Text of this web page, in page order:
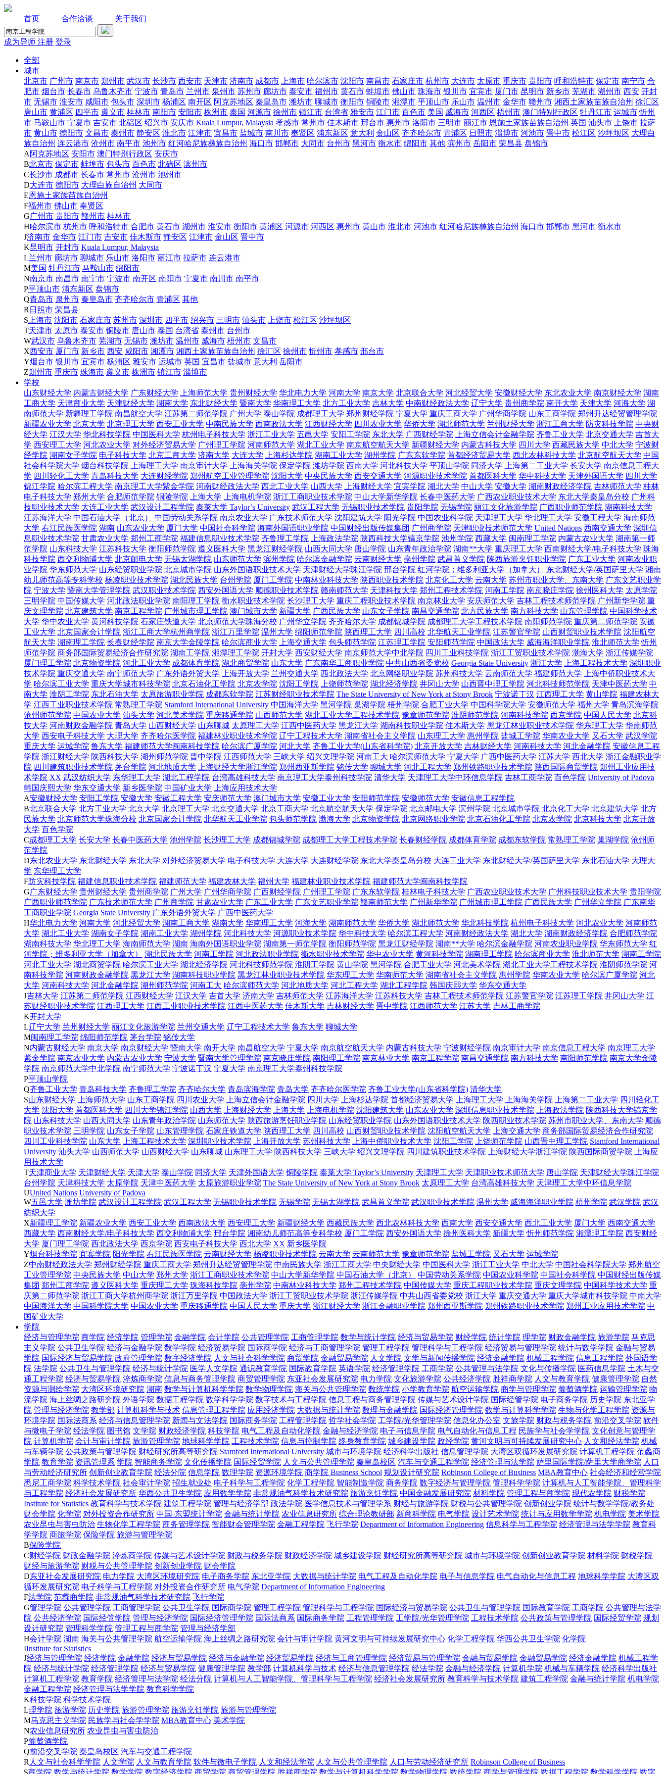
首页 合作洽谈 关于我们
成为导师 注册 登录
全部
城市
北京市 广州市 南京市 郑州市 武汉市 长沙市 西安市 天津市 济南市 成都市 上海市 哈尔滨市 沈阳市 南昌市 石家庄市 杭州市 大连市 太原市 重庆市 贵阳市 呼和浩特市 保定市 南宁市 合
肥市 烟台市 长春市 乌鲁木齐市 宁波市 青岛市 兰州市 泉州市 苏州市 廊坊市 泰安市 福州市 黄石市 蚌埠市 佛山市 珠海市 银川市 宜宾市 厦门市 昆明市 新乡市 芜湖市 湖州市 西安 开封
市 无锡市 淮安市 咸阳市 包头市 深圳市 杨浦区 南开区 阿克苏地区 秦皇岛市 潍坊市 聊城市 衡阳市 铜陵市 湘潭市 平顶山市 乐山市 温州市 金华市 赣州市 湘西土家族苗族自治州 徐汇区
唐山市 黄浦区 四平市 遵义市 桂林市 南阳市 安阳市 株洲市 泰国 河源市 徐州市 镇江市 台湾省 雅安市 江门市 百色市 美国 威海市 河西区 梧州市 澳门特别行政区 牡丹江市 运城市 忻州
市 马鞍山市 宁夏市 吉安市 北碚区 绍兴市 安庆市 Kuala Lumpur, Malaysia 孝感市 常州市 佳木斯市 邢台市 惠州市 洛阳市 三明市 丽江市 恩施土家族苗族自治州 英国 汕头市 上饶市 拉萨
市 黄山市 德阳市 文昌市 泰州市 静安区 淮北市 江津市 宜昌市 盐城市 南川市 奉贤区 浦东新区 意大利 金山区 齐齐哈尔市 青浦区 日照市 淄博市 河池市 晋中市 松江区 沙坪坝区 大理白
族自治州 连云港市 沧州市 南平市 池州市 红河哈尼族彝族自治州 海口市 邯郸市 大同市 台州市 黑河市 衡水市 绵阳市 其他 滨州市 岳阳市 荣昌县 盘锦市
A 阿克苏地区 安阳市 澳门特别行政区 安庆市
B北京市 保定市 蚌埠市 包头市 百色市 北碚区 滨州市
C长沙市 成都市 长春市 常州市 沧州市 池州市
D大连市 德阳市 大理白族自治州 大同市
E恩施土家族苗族自治州
F福州市 佛山市 奉贤区
G广州市 贵阳市 赣州市 桂林市
H哈尔滨市 杭州市 呼和浩特市 合肥市 黄石市 湖州市 淮安市 衡阳市 黄浦区 河源市 河西区 惠州市 黄山市 淮北市 河池市 红河哈尼族彝族自治州 海口市 邯郸市 黑河市 衡水市
J济南市 金华市 江门市 吉安市 佳木斯市 静安区 江津市 金山区 晋中市
K昆明市 开封市 Kuala Lumpur, Malaysia
L兰州市 廊坊市 聊城市 乐山市 洛阳市 丽江市 拉萨市 连云港市
M美国 牡丹江市 马鞍山市 绵阳市
N南京市 南昌市 南宁市 宁波市 南开区 南阳市 宁夏市 南川市 南平市
P平顶山市 浦东新区 盘锦市
Q青岛市 泉州市 秦皇岛市 齐齐哈尔市 青浦区 其他
R 日照市 荣昌县
S 上海市 沈阳市 石家庄市 苏州市 深圳市 四平市 绍兴市 三明市 汕头市 上饶市 松江区 沙坪坝区
T天津市 太原市 泰安市 铜陵市 唐山市 泰国 台湾省 泰州市 台州市
W武汉市 乌鲁木齐市 芜湖市 无锡市 潍坊市 温州市 威海市 梧州市 文昌市
X西安市 厦门市 新乡市 西安 咸阳市 湘潭市 湘西土家族苗族自治州 徐汇区 徐州市 忻州市 孝感市 邢台市
Y烟台市 银川市 宜宾市 杨浦区 雅安市 运城市 英国 宜昌市 盐城市 意大利 岳阳市
Z郑州市 重庆市 珠海市 遵义市 株洲市 镇江市 淄博市
学校
山东财经大学 内蒙古财经大学 广东财经大学 上海师范大学 贵州财经大学 华北电力大学 河南大学 南京大学 北京联合大学 河北经贸大学 安徽财经大学 东北农业大学 南京财经大学 湖南
工商大学 天津商业大学 天津财经大学 湖南大学 东北财经大学 暨南大学 华南理工大学 北方工业大学 吉林大学 中南财经政法大学 辽宁大学 贵州商学院 南开大学 天津大学 河海大学 湖
南师范大学 新疆理工学院 南昌航空大学 江苏第二师范学院 广州大学 泰山学院 成都理工大学 郑州财经学院 宁夏大学 重庆工商大学 广州华商学院 山东工商学院 郑州升达经贸管理学院
新疆农业大学 北京大学 北京理工大学 西安工业大学 中南民族大学 西南政法大学 江西财经大学 四川农业大学 华侨大学 湖北师范大学 兰州财经大学 浙江工商大学 防灾科技学院 中央财
经大学 江汉大学 华北科技学院 中国医科大学 杭州电子科技大学 浙江工业大学 五邑大学 安阳工学院 东北大学 广西财经学院 上海立信会计金融学院 齐鲁工业大学 北京交通大学 吉首大
学 西安理工大学 河北农业大学 对外经济贸易大学 广州理工学院 河南师范大学 湖北工业大学 南京航空航天大学 新疆财经大学 内蒙古科技大学 四川大学 西藏民族大学 中北大学 宁波财
经学院 湖南女子学院 电子科技大学 北京工商大学 济南大学 大连大学 上海杉达学院 湖南工业大学 湖州学院 广东东软学院 首都经济贸易大学 西北农林科技大学 北京航空航天大学 中国
社会科学院大学 烟台科技学院 上海理工大学 南京审计大学 上海海关学院 保定学院 潍坊学院 西南大学 河北科技大学 平顶山学院 同济大学 上海第二工业大学 长安大学 南京信息工程大
学 四川轻化工大学 青岛科技大学 大连财经学院 郑州航空工业管理学院 沈阳大学 中央民族大学 西安交通大学 河源职业技术学院 首都医科大学 华中科技大学 天津外国语大学 四川大学
锦江学院 哈尔滨工程大学 南京理工大学紫金学院 河南财经政法大学 西北工业大学 山西大学 上海财经大学 宜宾学院 湖北大学 中山大学 安徽大学 湖南财政经济学院 吉林师范大学 桂林
电子科技大学 郑州大学 合肥师范学院 铜陵学院 上海大学 上海电机学院 浙江工商职业技术学院 中山大学新华学院 长春中医药大学 广西农业职业技术大学 东北大学秦皇岛分校 广州科
技职业技术大学 大连工业大学 武汉设计工程学院 泰莱大学 Taylor’s University 武汉工程大学 无锡职业技术学院 贵阳学院 无锡学院 丽江文化旅游学院 广西职业师范学院 湖南科技大学
江苏海洋大学 中国石油大学（北京） 中国劳动关系学院 南京农业大学 广东技术师范大学 沈阳建筑大学 阳光学院 中国农业科学院 天津理工大学 华北理工大学 安徽工程大学 海南师范
大学 右江民族医学院 湖南 山东农业大学 厦门大学 中国社会科学院 海南外国语职业学院 中国财经出版传媒集团 广州商学院 天津职业技术师范大学 United Nations 西南交通大学 深圳信
息职业技术学院 甘肃农业大学 郑州工商学院 福建信息职业技术学院 齐鲁理工学院 上海政法学院 陕西科技大学镐京学院 池州学院 西藏大学 闽南理工学院 内蒙古农业大学 湖南第一师
范学院 山东科技大学 江苏科技大学 衡阳师范学院 遵义医科大学 黑龙江财经学院 山西大同大学 唐山学院 山东青年政治学院 湖南**大学 重庆理工大学 西南财经大学/电子科技大学 珠海
科技学院 西交利物浦大学 北京邮电大学 无锡太湖学院 山东师范大学 滨州学院 哈尔滨金融学院 云南财经大学 亳州学院 武昌首义学院 陕西旅游烹饪职业学院 广东工业大学 河南农业职
业学院 华东师范大学 山东经贸职业学院 北京城市学院 山东外国语职业技术大学 天津财经大学珠江学院 邢台学院 红河学院；维多利亚大学（加拿大） 东北财经大学/英国萨里大学 湘南
幼儿师范高等专科学校 杨凌职业技术学院 湖北民族大学 台州学院 厦门工学院 中南林业科技大学 陕西职业技术学院 北京化工大学 云南大学 苏州市职业大学、东南大学 广东文艺职业学
院 宁波大学 暨南大学管理学院 武汉职业技术学院 西安外国语大学 顺德职业技术学院 赣南师范大学 天津科技大学 郑州工程技术学院 河南工学院 南京晓庄学院 徐州医科大学 太原学院
三明学院 中国传媒大学 河北政法职业学院 南阳理工学院 衡水职业技术学院 长沙理工大学 重庆工程职业技术学院 南京林业大学 安庆师范大学 吉林工程技术师范学院 广州新华学院 重
庆文理学院 北京建筑大学 南京工程学院 广州城市理工学院 澳门城市大学 新疆大学 广西民族大学 山东女子学院 南昌交通学院 北方民族大学 南方科技大学 山东管理学院 中国科学技术
大学 华中农业大学 黄河科技学院 石家庄铁道大学 北京师范大学珠海分校 广州华立学院 齐齐哈尔大学 成都锦城学院 成都理工大学工程技术学院 南阳师范学院 重庆第二师范学院 安徽
工业大学 北京国家会计学院 浙江工商大学杭州商学院 浙江万里学院 温州大学 绵阳师范学院 陕西理工大学 四川高校 北华航天工业学院 江苏警官学院 山西财贸职业技术学院 沈阳航空
航天大学 湖南理工学院 长春财经学院 南京大学金陵学院 哈尔滨商业大学 上海交通大学 包头师范学院 江苏理工学院 安阳师范学院 中国政法大学 威海海洋职业学院 淮北师范大学 忻州
师范学院 商务部国际贸易经济合作研究院 湖南工学院 湘潭理工学院 开封大学 西安财经大学 南京师范大学中北学院 四川工业科技学院 浙江工贸职业技术学院 渤海大学 浙江传媒学院
厦门理工学院 北京物资学院 河北工业大学 成都体育学院 湖北商贸学院 山东大学 广东南华工商职业学院 中共山西省委党校 Georgia State University 浙江大学 上海工程技术大学 深圳职业
技术学院 重庆交通大学 南宁师范大学 广东外语外贸大学 上海开放大学 兰州交通大学 西北政法大学 北京网络职业学院 苏州科技大学 云南师范大学 福建师范大学
上海中侨职业技术大
学 哈尔滨工业大学 重庆大学城市科技学院 北京石油化工学院 北京农学院 沈阳工学院 上饶师范学院 湖北经济学院 井冈山大学 山西晋中理工学院 河北科技师范学院 天津中医药大学 中
南大学 淮阴工学院 东北石油大学 太原旅游职业学院 成都东软学院 江苏财经职业技术学院 The State University of New York at Stony Brook 宁波诺丁汉 江西理工大学 黄山学院 福建农林大
学 江西工业职业技术学院 常熟理工学院 Stamford International University 中国海洋大学 黑河学院 巢湖学院 梧州学院 合肥工业大学 中国科学院大学 安徽师范大学 福州大学 青岛滨海学院
沧州师范学院 中国农业大学 汕头大学 河北美术学院 重庆移通学院 山西师范大学 湖北工业大学工程技术学院 豫章师范学院 淮阴师范学院 河南科技学院 西京学院 中国人民大学 北京科
技大学 河南财政金融学院 青岛大学 山西财经大学 山东聊城 太原理工大学 江西中医药大学 黑龙江大学 湖南科技职业学院 佳木斯大学 黑龙江林业职业技术学院 华东理工大学 华南师范
大学 西安电子科技大学 大理大学 齐齐哈尔医学院 福建林业职业技术学院 辽宁工程技术大学 湖南省社会主义学院 山东理工大学 惠州学院 盐城工学院 华南农业大学 又石大学 武汉学院
重庆大学 运城学院 鲁东大学 福建师范大学闽南科技学院 哈尔滨广厦学院 河北大学 齐鲁工业大学(山东省科学院) 北京开放大学 吉林财经大学 河南科技大学 河北金融学院 安徽信息工程
学院 浙江财经大学 陕西科技大学 湖州师范学院 晋中学院 江西师范大学 三峡大学 绍兴文理学院 河南工大 哈尔滨师范大学 宁夏大学 广西中医药大学 江苏大学 西北大学 浙江金融职业学
院 四川建筑职业技术学院 茅台学院 河北地质大学 上海财经大学浙江学院 郑州西亚斯学院 铭传大学 聊城大学 河北工程大学 郑州铁路职业技术学院 陕西国际商贸学院 郑州工业应用技
术学院 XX 武汉纺织大学 东华理工大学 湖北工程学院 台湾高雄科技大学 南京理工大学泰州科技学院 清华大学 天津理工大学中环信息学院 吉林工商学院 百色学院 University of Padova
韩国庆熙大学 华东交通大学 新乡医学院 中国矿业大学
上海应用技术大学
A安徽财经大学 安阳工学院 安徽大学 安徽工程大学 安庆师范大学 澳门城市大学 安徽工业大学 安阳师范学院 安徽师范大学 安徽信息工程学院
B北京联合大学 北方工业大学 北京大学 北京理工大学 北京交通大学 北京工商大学 北京航空航天大学 保定学院 北京邮电大学 滨州学院 北京城市学院 北京化工大学 北京建筑大学 北方
民族大学 北京师范大学珠海分校 北京国家会计学院 北华航天工业学院 包头师范学院 渤海大学 北京物资学院 北京网络职业学院 北京石油化工学院 北京农学院 北京科技大学 北京开放
大学 百色学院
C成都理工大学 长安大学 长春中医药大学 池州学院 长沙理工大学 成都锦城学院 成都理工大学工程技术学院 长春财经学院 成都体育学院 成都东软学院 常熟理工学院 巢湖学院 沧州师
范学院
D东北农业大学 东北财经大学 东北大学 对外经济贸易大学 电子科技大学 大连大学 大连财经学院 东北大学秦皇岛分校 大连工业大学 东北财经大学/英国萨里大学 东北石油大学 大理大
学 东华理工大学
F防灾科技学院 福建信息职业技术学院 福建师范大学 福建农林大学 福州大学 福建林业职业技术学院 福建师范大学闽南科技学院
G广东财经大学 贵州财经大学 贵州商学院 广州大学 广州华商学院 广西财经学院 广州理工学院 广东东软学院 桂林电子科技大学 广西农业职业技术大学 广州科技职业技术大学 贵阳学院
广西职业师范学院 广东技术师范大学 广州商学院 甘肃农业大学 广东工业大学 广东文艺职业学院 赣南师范大学 广州新华学院 广州城市理工学院 广西民族大学 广州华立学院 广东南华
工商职业学院 Georgia State University 广东外语外贸大学 广西中医药大学
H华北电力大学 河南大学 河北经贸大学 湖南工商大学 湖南大学 华南理工大学 河海大学 湖南师范大学 华侨大学 湖北师范大学 华北科技学院 杭州电子科技大学 河北农业大学 河南师范
大学 湖北工业大学 湖南女子学院 湖南工业大学 湖州学院 河北科技大学 河源职业技术学院 华中科技大学 哈尔滨工程大学 河南财经政法大学 湖北大学 湖南财政经济学院 合肥师范学院
湖南科技大学 华北理工大学 海南师范大学 湖南 海南外国语职业学院 湖南第一师范学院 衡阳师范学院 黑龙江财经学院 湖南**大学 哈尔滨金融学院 河南农业职业学院 华东师范大学 红
河学院；维多利亚大学（加拿大）
湖北民族大学 河南工学院 河北政法职业学院 衡水职业技术学院 华中农业大学 黄河科技学院 湖南理工学院 哈尔滨商业大学 淮北师范大学 湖南工学院
河北工业大学 湖北商贸学院 哈尔滨工业大学 湖北经济学院 河北科技师范学院 淮阴工学院 黄山学院 黑河学院 合肥工业大学 河北美术学院 湖北工业大学工程技术学院 淮阴师范学院 河
南科技学院 河南财政金融学院 黑龙江大学 湖南科技职业学院 黑龙江林业职业技术学院 华东理工大学 华南师范大学 湖南省社会主义学院 惠州学院 华南农业大学 哈尔滨广厦学院 河北
大学 河南科技大学 河北金融学院 湖州师范学院 河南工大 哈尔滨师范大学 河北地质大学 河北工程大学 湖北工程学院 韩国庆熙大学 华东交通大学
J吉林大学 江苏第二师范学院 江西财经大学 江汉大学 吉首大学 济南大学 吉林师范大学 江苏海洋大学 江苏科技大学 吉林工程技术师范学院 江苏警官学院 江苏理工学院 井冈山大学 江
苏财经职业技术学院 江西理工大学 江西工业职业技术学院 江西中医药大学 佳木斯大学 吉林财经大学 晋中学院 江西师范大学 江苏大学 吉林工商学院
K开封大学
L辽宁大学 兰州财经大学 丽江文化旅游学院 兰州交通大学 辽宁工程技术大学 鲁东大学 聊城大学
M闽南理工学院 绵阳师范学院 茅台学院 铭传大学
N内蒙古财经大学 南京大学 南京财经大学 暨南大学 南开大学 南昌航空大学 宁夏大学 南京航空航天大学 内蒙古科技大学 宁波财经学院 南京审计大学 南京信息工程大学 南京理工大学
紫金学院 南京农业大学 内蒙古农业大学 宁波大学 暨南大学管理学院 南京晓庄学院 南阳理工学院 南京林业大学 南京工程学院 南昌交通学院 南方科技大学 南阳师范学院 南京大学金陵
学院 南京师范大学中北学院 南宁师范大学 宁波诺丁汉 宁夏大学 南京理工大学泰州科技学院
P平顶山学院
Q齐鲁工业大学 青岛科技大学 齐鲁理工学院 齐齐哈尔大学 青岛滨海学院 青岛大学 齐齐哈尔医学院 齐鲁工业大学(山东省科学院) 清华大学
S山东财经大学 上海师范大学 山东工商学院 四川农业大学 上海立信会计金融学院 四川大学 上海杉达学院 首都经济贸易大学 上海理工大学 上海海关学院 上海第二工业大学 四川轻化工
大学 沈阳大学 首都医科大学 四川大学锦江学院 山西大学 上海财经大学 上海大学 上海电机学院 沈阳建筑大学 山东农业大学 深圳信息职业技术学院 上海政法学院 陕西科技大学镐京学
院 山东科技大学 山西大同大学 山东青年政治学院 山东师范大学 陕西旅游烹饪职业学院 山东经贸职业学院 山东外国语职业技术大学 陕西职业技术学院 苏州市职业大学、东南大学 顺德
职业技术学院 三明学院 山东女子学院 山东管理学院 石家庄铁道大学 陕西理工大学 四川高校 山西财贸职业技术学院 沈阳航空航天大学 上海交通大学 商务部国际贸易经济合作研究院
四川工业科技学院 山东大学 上海工程技术大学 深圳职业技术学院 上海开放大学 苏州科技大学 上海中侨职业技术大学 沈阳工学院 上饶师范学院 山西晋中理工学院 Stamford International
University 汕头大学 山西师范大学 山西财经大学 山东聊城 山东理工大学 陕西科技大学 三峡大学 绍兴文理学院 四川建筑职业技术学院 上海财经大学浙江学院 陕西国际商贸学院
上海应
用技术大学
T天津商业大学 天津财经大学 天津大学 泰山学院 同济大学 天津外国语大学 铜陵学院 泰莱大学 Taylor’s University 天津理工大学 天津职业技术师范大学 唐山学院 天津财经大学珠江学院
台州学院 天津科技大学 太原学院 天津中医药大学 太原旅游职业学院 The State University of New York at Stony Brook 太原理工大学 台湾高雄科技大学 天津理工大学中环信息学院
UUnited Nations University of Padova
W五邑大学 潍坊学院 武汉设计工程学院 武汉工程大学 无锡职业技术学院 无锡学院 无锡太湖学院 武昌首义学院 武汉职业技术学院 温州大学 威海海洋职业学院 梧州学院 武汉学院 武汉
纺织大学
X新疆理工学院 新疆农业大学 西安工业大学 西南政法大学 西安理工大学 新疆财经大学 西藏民族大学 西北农林科技大学 西南大学 西安交通大学 西北工业大学 厦门大学 西南交通大学
西藏大学 西南财经大学/电子科技大学 西交利物浦大学 邢台学院 湘南幼儿师范高等专科学校 厦门工学院 西安外国语大学 徐州医科大学 新疆大学 忻州师范学院 湘潭理工学院 西安财经
大学 厦门理工学院 西北政法大学 西京学院 西安电子科技大学 西北大学 XX 新乡医学院
Y烟台科技学院 宜宾学院 阳光学院 右江民族医学院 云南财经大学 杨凌职业技术学院 云南大学 云南师范大学 豫章师范学院 盐城工学院 又石大学 运城学院
Z中南财经政法大学 郑州财经学院 重庆工商大学 郑州升达经贸管理学院 中南民族大学 浙江工商大学 中央财经大学 中国医科大学 浙江工业大学 中北大学 中国社会科学院大学 郑州航空
工业管理学院 中央民族大学 中山大学 郑州大学 浙江工商职业技术学院 中山大学新华学院 中国石油大学（北京） 中国劳动关系学院 中国农业科学院 中国社会科学院 中国财经出版传媒
集团 郑州工商学院 遵义医科大学 重庆理工大学 珠海科技学院 亳州学院 中南林业科技大学 郑州工程技术学院 中国传媒大学 重庆工程职业技术学院 重庆文理学院 中国科学技术大学 重
庆第二师范学院 浙江工商大学杭州商学院 浙江万里学院 中国政法大学 浙江工贸职业技术学院 浙江传媒学院 中共山西省委党校 浙江大学 重庆交通大学 重庆大学城市科技学院 中南大学
中国海洋大学 中国科学院大学 中国农业大学 重庆移通学院 中国人民大学 重庆大学 浙江财经大学 浙江金融职业学院 郑州西亚斯学院 郑州铁路职业技术学院 郑州工业应用技术学院 中
国矿业大学
学院
经济与管理学院 商学院 经济学院 管理学院 金融学院 会计学院 公共管理学院 工商管理学院 数学与统计学院 经济与贸易学院 财经学院 统计学院 理学院 财政金融学院 旅游学院 马克思
主义学院 公共卫生学院 经济与金融学院 数学学院 经济贸易学院 国际商学院 经济与工商管理学院 管理工程学院 管理科学与工程学院 经济贸易与管理学院 统计与数学学院 金融与贸易
学院 国际经济与贸易学院 政府管理学院 数字经济学院 人文与社会科学学院 商贸学院 金融贸易学院 人文学院 文学与新闻传播学院 经济金融学院 机械工程学院 信息工程学院 外国语学
院 法学院 公共卫生与管理学院 经济与统计学院 医学人文学院 通识教育学院 国际教育学院 英语学院 经济管理学院 工商学院 公共管理与法学院 文化与传播学院 医药信息学院 土木与交
通工程学院 经济与贸易学院 淬炼商学院 信息与商务管理学院 商贸管理学院 东亚社会发展研究院 电力学院 文化旅游学院 公共经济学院 胜祥商学院 人文与教育学院 健康管理学院 自然
资源与测绘学院 大湾区环境研究院 湖南 数学与计算机科学学院 数学物理学院 海关与公共管理学院 数统学院 小学教育学院 航空运输学院 商学与管理学院 葡萄酒学院 运输管理学院 物
流学院 海上丝绸之路研究院 外语学院 数据工程学院 数学科学学院 数字技术与工程学院 信息工程与商务管理学院 传媒与艺术设计学院 国际经管学院 电子商务学院 历史学院 东北亚学
院 管理与经济学院 教学部 计算机科学与技术 信息管理工程学院 应用经济学院 大数据与统计学院 数理与金融学院 国际经济管理学院 数学与计算科学学院 生物与化学工程学院 资源与
环境学院 国际法商系 经济与信息管理学院 新闻与文法学院 国际商务学院 工程管理学院 哲学社会学院 工学院/光华管理学院 信息化办公室 文旅学院 财政与税务学院 前沿交叉学院 软件
与微电子学院 经法学院 图书馆 文学院 财政经济学院 科技学院 电气工程及自动化学院 金融与经济学院 电子与信息学院 电气自动化与信息工程 民族学与社会学学院 文化创意与管理学
院 计算机学院 会计与审计学院 旅游管理学院 地球科学学院 工程技术学院 信息与控制学院 终身教育学院 城乡建设学院 政经学院 黄河文明与可持续发展研究中心 人文和经法学院 机械
与车辆学院 公共政策与管理学院 财经研究所高等研究院 Stamford International University 城市与环境学院 经济科学出版社 信息管理学院 大湾区双循环发展研究院 计算机工程学院 范蠡商
学院 教育学院 资讯管理系 学院 智能商务学院 文化传播学院 国际经贸学院 人文与公共管理学院 秦皇岛校区 汽车与交通工程学院 经济管理与法学院 萨里国际学院/萨里大学商学院 人口
与劳动经济研究所 创新创业教育学院 经法分院 信息学院 数理学院 资源环境学院 商学院 Business School 规划设计研究院 Robinson College of Business MBA教育中心 社会经济和经营学院
悉尼工商学院 科学技术学院 社会审计学院 招生就业处 电子科学与工程学院 化学工程学院 智能制造学院 商务学院 数字经济与管理学院 管理科学学院 计算机与人工智能学院、管理科学
与工程学院 经济社会发展研究所 华西公共卫生学院 应用数学学院 非常规油气科学技术研究院 旅游烹饪学院 中国金融发展研究院 材料学院 管理工程与商学院 现代农学院 财税学院
Institute for Statistics 教育科学与技术学院 建筑工程学院 管理与经济学部 政法学院 医学信息技术与管理学系 财经与旅游学院 财税与公共管理学院 创新创业学院 统计与数学学院/教务处
财会学院 化学院 对外投资合作研究所 中国-东盟统计学院 金融与统计学院 农业信息研究所 综合理论教研部 新商科学院 电气学院 设计艺术学院 统计与应用数学学院 机电学院 美术学院
农业昆虫与害虫防治 生物化学工程学院 商务管理学院 智能财会管理学院 金融工程学院 飞行学院 Department of Information Engineering 信息科学与工程学院 经济管理与法学学院 教育科
学学院 商旅学院 保险学院 旅游与管理学院
B保险学院
C财经学院 财政金融学院 淬炼商学院 传媒与艺术设计学院 财政与税务学院 财政经济学院 城乡建设学院 财经研究所高等研究院 城市与环境学院 创新创业教育学院 材料学院 财税学院
财经与旅游学院 财税与公共管理学院 创新创业学院 财会学院
D东亚社会发展研究院 电力学院 大湾区环境研究院 电子商务学院 东北亚学院 大数据与统计学院 电气工程及自动化学院 电子与信息学院 电气自动化与信息工程 地球科学学院 大湾区双
循环发展研究院 电子科学与工程学院 对外投资合作研究所 电气学院 Department of Information Engineering
F法学院 范蠡商学院 非常规油气科学技术研究院 飞行学院
G管理学院 公共管理学院 工商管理学院 公共卫生学院 国际商学院 管理工程学院 管理科学与工程学院 国际经济与贸易学院 公共卫生与管理学院 国际教育学院 工商学院 公共管理与法学
院 公共经济学院 国际经管学院 管理与经济学院 国际经济管理学院 国际法商系 国际商务学院 工程管理学院 工学院/光华管理学院 工程技术学院 公共政策与管理学院 国际经贸学院 规划
设计研究院 管理科学学院 管理工程与商学院 管理与经济学部
H会计学院 湖南 海关与公共管理学院 航空运输学院 海上丝绸之路研究院 会计与审计学院 黄河文明与可持续发展研究中心 化学工程学院 华西公共卫生学院 化学院
IInstitute for Statistics
J经济与管理学院 经济学院 金融学院 经济与贸易学院 经济与金融学院 经济贸易学院 经济与工商管理学院 经济贸易与管理学院 金融与贸易学院 金融贸易学院 经济金融学院 机械工程学
院 经济与统计学院 经济管理学院 经济与贸易学院 健康管理学院 教学部 计算机科学与技术 经济与信息管理学院 经法学院 金融与经济学院 计算机学院 机械与车辆学院 经济科学出版社
计算机工程学院 教育学院 经济管理与法学院 经法分院 计算机与人工智能学院、管理科学与工程学院 经济社会发展研究所 教育科学与技术学院 建筑工程学院 金融与统计学院 机电学院
金融工程学院 经济管理与法学学院 教育科学学院
K科技学院 科学技术学院
L理学院 旅游学院 历史学院 旅游管理学院 旅游烹饪学院 旅游与管理学院
M马克思主义学院 民族学与社会学学院 MBA教育中心 美术学院
N农业信息研究所 农业昆虫与害虫防治
P葡萄酒学院
Q前沿交叉学院 秦皇岛校区 汽车与交通工程学院
R 人文与社会科学学院 人文学院 人文与教育学院 软件与微电子学院 人文和经法学院 人文与公共管理学院 人口与劳动经济研究所 Robinson College of Business
S商学院 数学与统计学院 数学学院 数字经济学院 商贸学院 商贸管理学院 胜祥商学院 数学与计算机科学学院 数学物理学院 数统学院 商学与管理学院 数据工程学院 数学科学学院 数字